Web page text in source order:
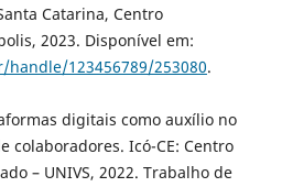
Catarina, Centro
2023. Disponível em:
123456789/253080.
digitais como auxílio no
colaboradores. Icó-CE: Centro
– UNIVS, 2022. Trabalho de